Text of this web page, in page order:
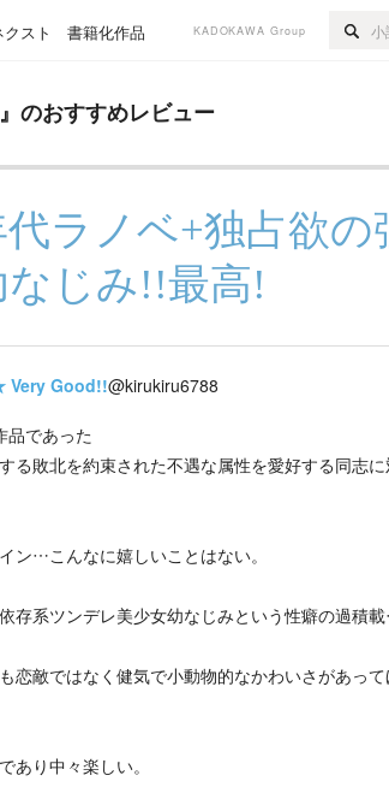
クスト 書籍化作品 KADOKAWA Group
』のおすすめレビュー
ラノベ+独占欲の
なじみ!!最高!
Very Good!!@kirukiru6788
品であった
る敗北を約束された不遇な属性を愛好する同志
ン…こんなに嬉しいことはない。
存系ツンデレ美少女幼なじみという性癖の過積
恋敵ではなく健気で小動物的なかわいさがあって
あり中々楽しい。